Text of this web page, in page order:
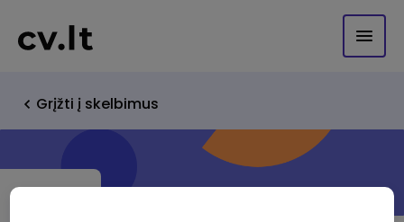
Grįžti į skelbimus